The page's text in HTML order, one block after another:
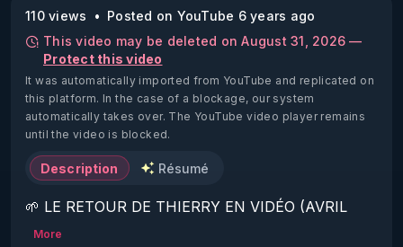
110 views
Posted on YouTube 6 years ago
This video may be deleted on August 31, 2026 —
Protect this video
It was automatically imported from YouTube and replicated on
this platform. In the case of a blockage, our system
automatically takes over. The YouTube video player remains
until the video is blocked.
Description Résumé
🌱 LE RETOUR DE THIERRY EN VIDÉO (AVRIL
2022)!
More